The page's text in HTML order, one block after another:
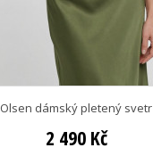
Olsen dámský pletený svetr
2 490 Kč